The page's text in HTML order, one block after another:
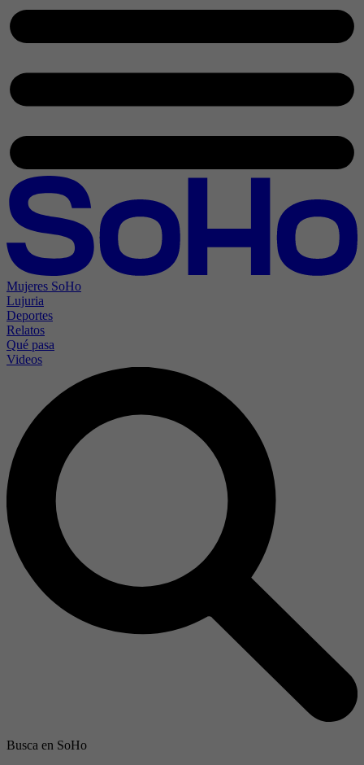
Mujeres SoHo
Lujuria
Deportes
Relatos
Qué pasa
Videos
Busca en SoHo